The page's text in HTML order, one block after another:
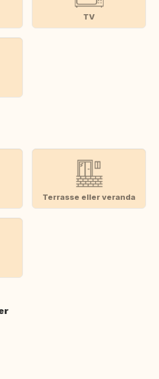
TV
Terrasse eller veranda